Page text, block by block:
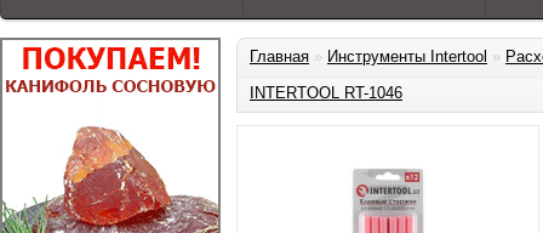
Главная » Инструменты Intertool »
INTERTOOL RT-1046